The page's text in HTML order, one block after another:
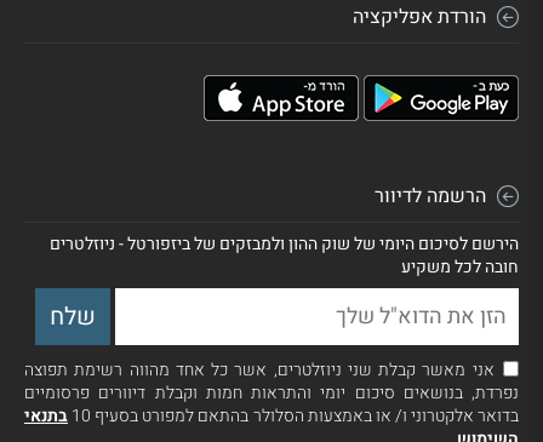
הורדת אפליקציה
הרשמה לדיוור
הירשם לסיכום היומי של שוק ההון ולמבזקים של ביזפורטל - ניוזלטרים
חובה לכל משקיע
אני מאשר קבלת שני ניוזלטרים, אשר כל אחד מהווה רשימת תפוצה
נפרדת, בנושאים סיכום יומי והתראות חמות וקבלת דיוורים פרסומיים
בדואר אלקטרוני ו/ או באמצעות הסלולר בהתאם למפורט בסעיף 10
בתנאי